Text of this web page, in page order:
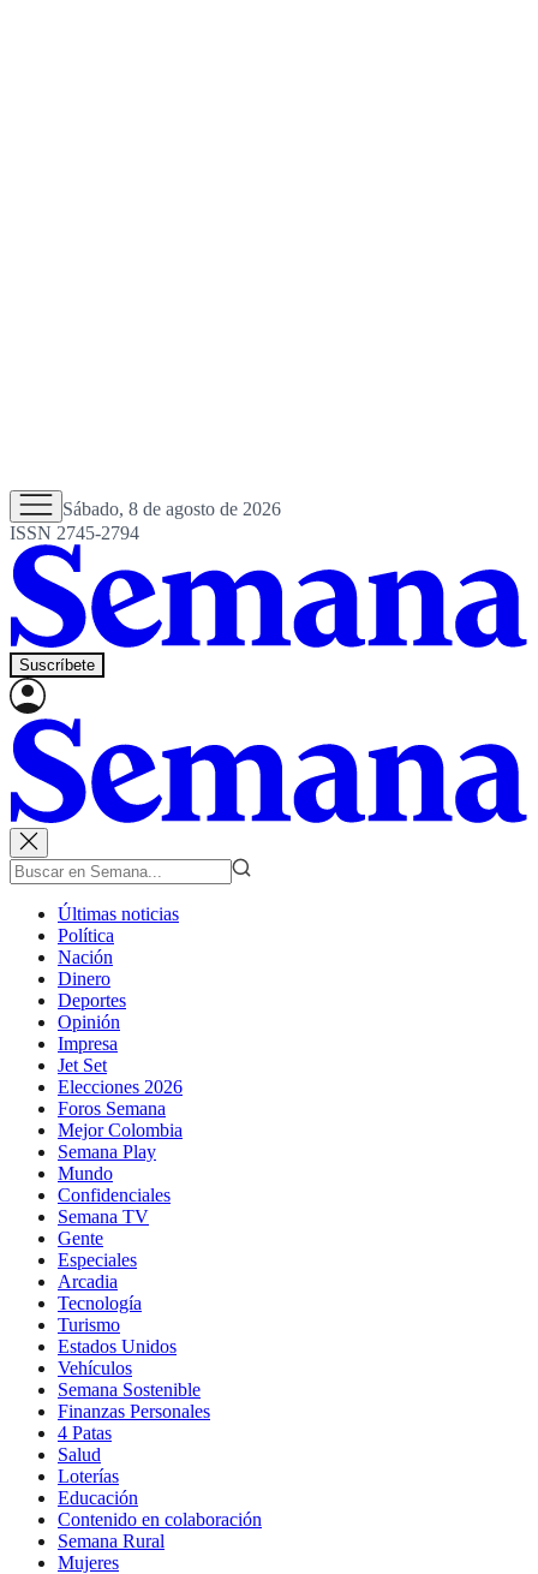
Sábado, 8 de agosto de 2026
ISSN 2745-2794
Suscríbete
Últimas noticias
Política
Nación
Dinero
Deportes
Opinión
Impresa
Jet Set
Elecciones 2026
Foros Semana
Mejor Colombia
Semana Play
Mundo
Confidenciales
Semana TV
Gente
Especiales
Arcadia
Tecnología
Turismo
Estados Unidos
Vehículos
Semana Sostenible
Finanzas Personales
4 Patas
Salud
Loterías
Educación
Contenido en colaboración
Semana Rural
Mujeres